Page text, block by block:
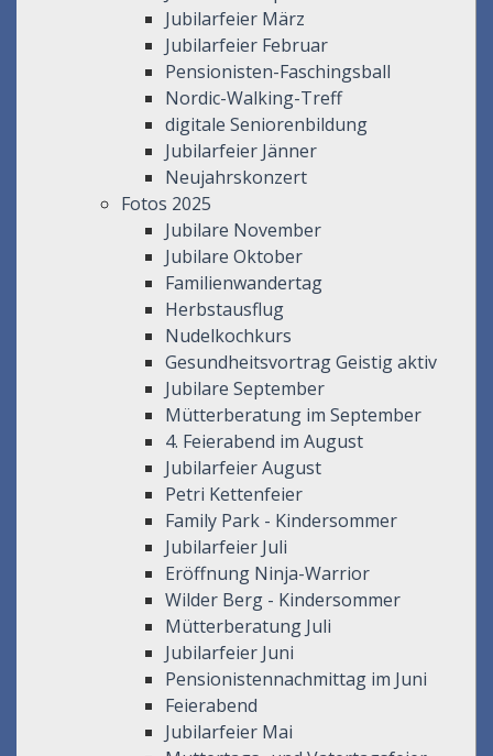
Jubilarfeier März
Jubilarfeier Februar
Pensionisten-Faschingsball
Nordic-Walking-Treff
digitale Seniorenbildung
Jubilarfeier Jänner
Neujahrskonzert
Fotos 2025
Jubilare November
Jubilare Oktober
Familienwandertag
Herbstausflug
Nudelkochkurs
Gesundheitsvortrag Geistig aktiv
Jubilare September
Mütterberatung im September
4. Feierabend im August
Jubilarfeier August
Petri Kettenfeier
Family Park - Kindersommer
Jubilarfeier Juli
Eröffnung Ninja-Warrior
Wilder Berg - Kindersommer
Mütterberatung Juli
Jubilarfeier Juni
Pensionistennachmittag im Juni
Feierabend
Jubilarfeier Mai